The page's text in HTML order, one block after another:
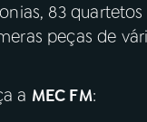
83
peças de
a MEC FM: